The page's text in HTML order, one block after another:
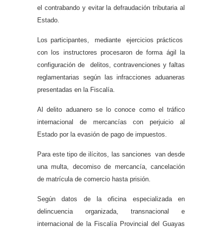
el contrabando y evitar la defraudación tributaria al
Estado.
Los participantes, mediante ejercicios prácticos
con los instructores procesaron de forma ágil la
configuración de delitos, contravenciones y faltas
reglamentarias según las infracciones aduaneras
presentadas en la Fiscalía.
Al delito aduanero se lo conoce como el tráfico
internacional de mercancías con perjuicio al
Estado por la evasión de pago de impuestos.
Para este tipo de ilícitos, las sanciones van desde
una multa, decomiso de mercancía, cancelación
de matrícula de comercio hasta prisión.
Según datos de la oficina especializada en
delincuencia organizada, transnacional e
internacional de la Fiscalía Provincial del Guayas